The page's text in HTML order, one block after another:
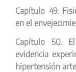
Capítulo 49.
en el
Capítulo 50.
evidencia
hipertensión